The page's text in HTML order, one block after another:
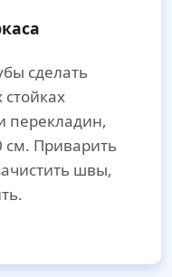
сделать
перекладин,
Приварить
швы,